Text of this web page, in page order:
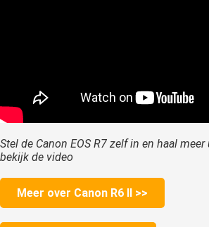
Stel de Canon EOS R7 zelf in en haal
bekijk de video
Meer over Canon R6 II >>